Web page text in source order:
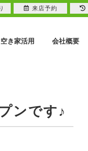
空き家活用 会社概要
ンです♪
来店予約